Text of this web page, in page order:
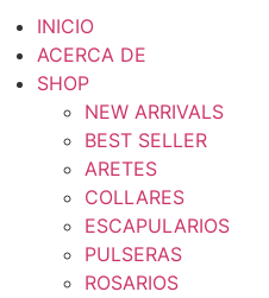
INICIO
ACERCA DE
SHOP
NEW ARRIVALS
BEST SELLER
ARETES
COLLARES
ESCAPULARIOS
PULSERAS
ROSARIOS